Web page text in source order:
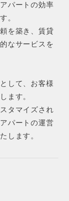
パートの効率
。
を築き、賃貸
なサービスを
して、お客様
ます。
タマイズされ
パートの運営
します。